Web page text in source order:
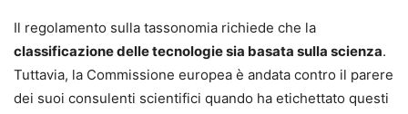
Il regolamento sulla tassonomia richiede che la
classificazione delle tecnologie sia basata sulla scienza.
Tuttavia, la Commissione europea è andata contro il parere
dei suoi consulenti scientifici quando ha etichettato questi